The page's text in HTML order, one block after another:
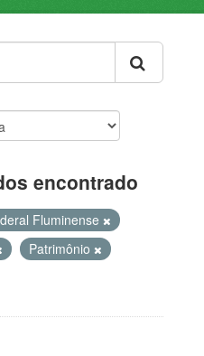
encontrado
Fluminense
Patrimônio